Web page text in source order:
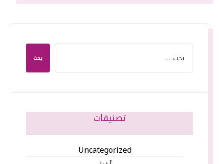
بحث
تصنيفات
Uncategorized